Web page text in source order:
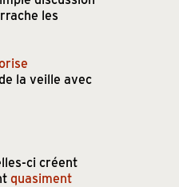
les
la veille avec
ci créent
quasiment